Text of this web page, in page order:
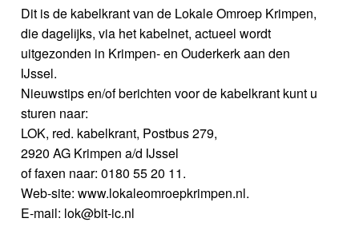
Dit is de kabelkrant van de Lokale Omroep Krimpen,
die dagelijks, via het kabelnet, actueel wordt
uitgezonden in Krimpen- en Ouderkerk aan den
IJssel.
Nieuwstips en/of berichten voor de kabelkrant kunt u
sturen naar:
LOK, red. kabelkrant, Postbus 279,
2920 AG Krimpen a/d IJssel
of faxen naar: 0180 55 20 11.
Web-site: www.lokaleomroepkrimpen.nl.
E-mail: lok@bit-ic.nl